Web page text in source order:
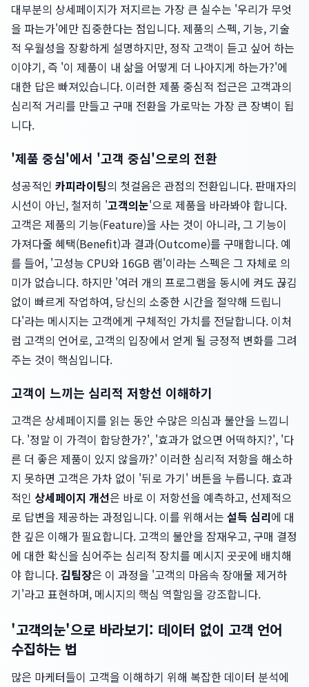
대부분의 상세페이지가 저지르는 가장 큰 실수는 '우리가 무엇
을 파는가'에만 집중한다는 점입니다. 제품의 스펙, 기능, 기술
적 우월성을 장황하게 설명하지만, 정작 고객이 듣고 싶어 하는
이야기, 즉 '이 제품이 내 삶을 어떻게 더 나아지게 하는가?'에
대한 답은 빠져있습니다. 이러한 제품 중심적 접근은 고객과의
심리적 거리를 만들고 구매 전환을 가로막는 가장 큰 장벽이 됩
니다.
'제품 중심'에서 '고객 중심'으로의 전환
성공적인 카피라이팅의 첫걸음은 관점의 전환입니다. 판매자의
시선이 아닌, 철저히 '고객의눈'으로 제품을 바라봐야 합니다.
고객은 제품의 기능(Feature)을 사는 것이 아니라, 그 기능이
가져다줄 혜택(Benefit)과 결과(Outcome)를 구매합니다. 예
를 들어, '고성능 CPU와 16GB 램'이라는 스펙은 그 자체로 의
미가 없습니다. 하지만 '여러 개의 프로그램을 동시에 켜도 끊김
없이 빠르게 작업하여, 당신의 소중한 시간을 절약해 드립니
다'라는 메시지는 고객에게 구체적인 가치를 전달합니다. 이처
럼 고객의 언어로, 고객의 입장에서 얻게 될 긍정적 변화를 그려
주는 것이 핵심입니다.
고객이 느끼는 심리적 저항선 이해하기
고객은 상세페이지를 읽는 동안 수많은 의심과 불안을 느낍니
다. '정말 이 가격이 합당한가?', '효과가 없으면 어떡하지?', '다
른 더 좋은 제품이 있지 않을까?' 이러한 심리적 저항을 해소하
지 못하면 고객은 가차 없이 '뒤로 가기' 버튼을 누릅니다. 효과
적인 상세페이지 개선은 바로 이 저항선을 예측하고, 선제적으
로 답변을 제공하는 과정입니다. 이를 위해서는 설득 심리에 대
한 깊은 이해가 필요합니다. 고객의 불안을 잠재우고, 구매 결정
에 대한 확신을 심어주는 심리적 장치를 메시지 곳곳에 배치해
야 합니다.김팀장은 이 과정을 '고객의 마음속 장애물 제거하
기'라고 표현하며, 메시지의 핵심 역할임을 강조합니다.
'고객의눈'으로 바라보기: 데이터 없이 고객 언어
수집하는 법
많은 마케터들이 고객을 이해하기 위해 복잡한 데이터 분석에